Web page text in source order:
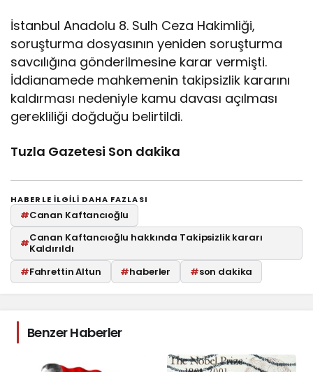
İstanbul Anadolu 8. Sulh Ceza Hakimliği,
soruşturma dosyasının yeniden soruşturma
savcılığına gönderilmesine karar vermişti.
İddianamede mahkemenin takipsizlik kararını
kaldırması nedeniyle kamu davası açılması
gerekliliği doğduğu belirtildi.
Tuzla Gazetesi Son dakika
HABERLE ILGILI DAHA FAZLASI
#Canan Kaftancıoğlu
#Canan Kaftancıoğlu hakkında Takipsizlik kararı
Kaldırıldı
#Fahrettin Altun #haberler #son dakika
Benzer Haberler